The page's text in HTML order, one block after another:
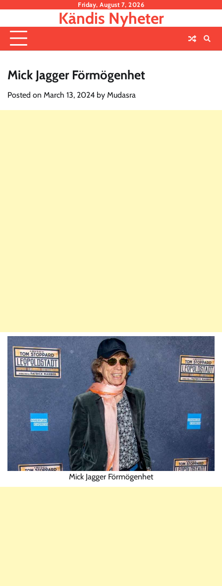
content
Friday, August 7, 2026
Kändis Nyheter
Mick Jagger Förmögenhet
Posted on March 13, 2024 by Mudasra
Mick Jagger Förmögenhet